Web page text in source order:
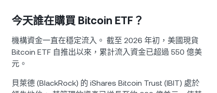
今天誰在購買 Bitcoin ETF？
機構資金一直在穩定流入。 截至 2026 年初，美國現貨
Bitcoin ETF 自推出以來，累計流入資金已超過 550 億美
元。
貝萊德 (BlackRock) 的 iShares Bitcoin Trust (IBIT) 處於